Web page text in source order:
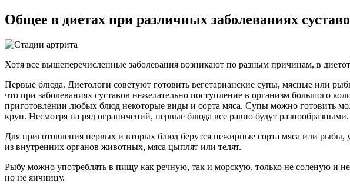
Общее в диетах при различных заболеваниях
Хотя все вышеперечисленные заболевания возникают по разным причинам, в
Первые блюда. Диетологи советуют готовить вегетарианские супы, мясные или
что при заболеваниях суставов нежелательно поступление в организм большого
приготовлении любых блюд некоторые виды и сорта мяса. Супы можно готовить
круп. Несмотря на ряд ограничений, первые блюда все равно будут разнообразными.
Для приготовления первых и вторых блюд берутся нежирные сорта мяса или
из внутренних органов животных, мяса цыплят или телят.
Рыбу можно употреблять в пищу как речную, так и морскую, только не соленую и
но не яичницу.